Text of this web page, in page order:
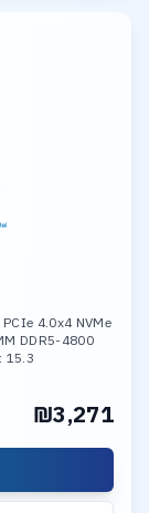
4.0x4 NVMe
DDR5-4800
15.3
₪3,271